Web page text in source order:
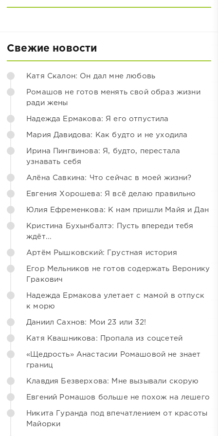
Свежие новости
Катя Скалон: Он дал мне любовь
Ромашов не готов менять свой образ жизни
ради жены
Надежда Ермакова: Я его отпустила
Мария Давидова: Как будто и не уходила
Ирина Пингвинова: Я, будто, перестала
узнавать себя
Алёна Савкина: Что сейчас в моей жизни?
Евгения Хорошева: Я всё делаю правильно
Юлия Ефременкова: К нам пришли Майя и Дан
Кристина Бухынбалтэ: Пусть впереди тебя
ждёт...
Артём Рышковский: Грустная история
Егор Мельников не готов содержать Веронику
Гракович
Надежда Ермакова улетает с мамой в отпуск
к морю
Даниил Сахнов: Мои 23 или 32!
Катя Квашникова: Пропала из соцсетей
«Щедрость» Анастасии Ромашовой не знает
границ
Клавдия Безверхова: Мне вызывали скорую
Евгений Ромашов больше не похож на лешего
Никита Гуранда под впечатлением от красоты
Майорки